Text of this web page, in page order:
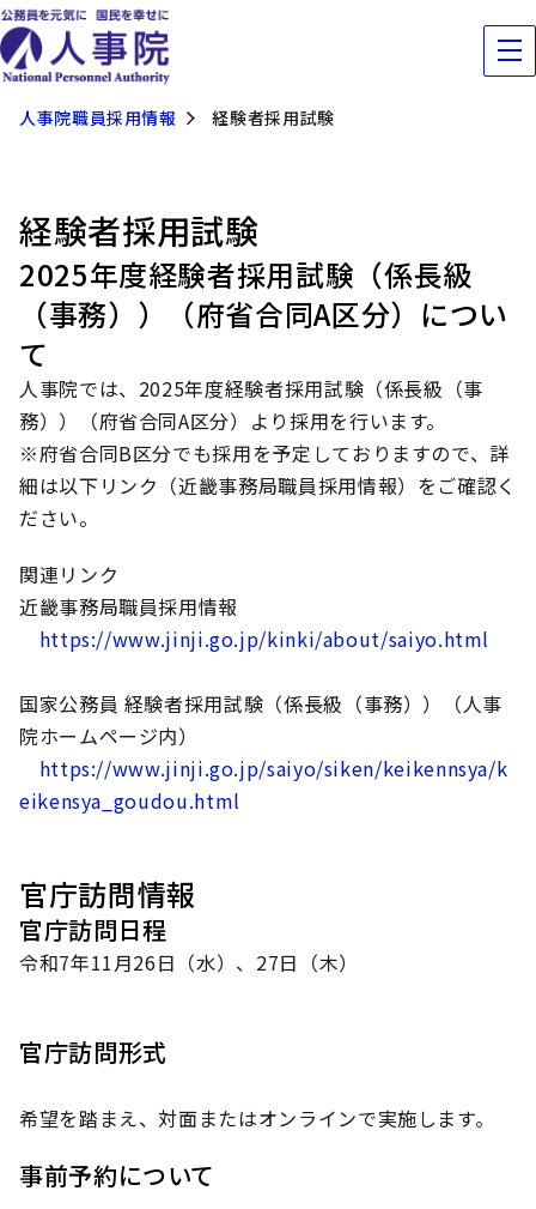
人事院職員採用情報 経験者採用試験
経験者採用試験
2025年度経験者採用試験（係長級
（事務））（府省合同A区分）につい
て
人事院では、2025年度経験者採用試験（係長級（事
務））（府省合同A区分）より採用を行います。
※府省合同B区分でも採用を予定しておりますので、詳
細は以下リンク（近畿事務局職員採用情報）をご確認く
ださい。
関連リンク
近畿事務局職員採用情報
https://www.jinji.go.jp/kinki/about/saiyo.html
国家公務員 経験者採用試験（係長級（事務））（人事
院ホームページ内）
https://www.jinji.go.jp/saiyo/siken/keikennsya/k
eikensya_goudou.html
官庁訪問情報
官庁訪問日程
令和7年11月26日（水）、27日（木）
官庁訪問形式
希望を踏まえ、対面またはオンラインで実施します。
事前予約について